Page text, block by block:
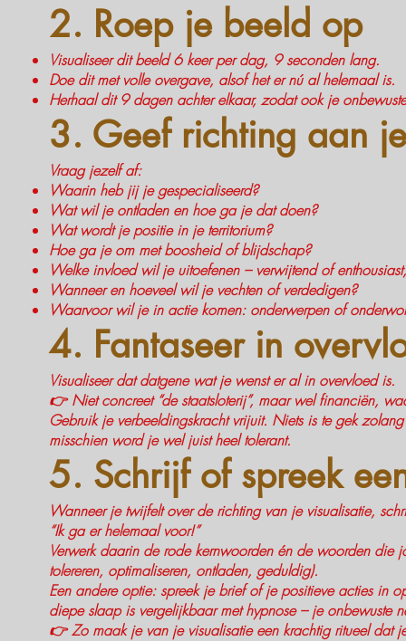
2. Roep je beeld op
Visualiseer dit beeld 6 keer per dag, 9 seconden lang.
Doe dit met volle overgave, alsof het er nú al helemaal is.
Herhaal dit 9 dagen achter elkaar, zodat ook je
3. Geef richting aan
Vraag jezelf af:
Waarin heb jij je gespecialiseerd?
Wat wil je ontladen en hoe ga je dat doen?
Wat wordt je positie in je territorium?
Hoe ga je om met boosheid of blijdschap?
Welke invloed wil je uitoefenen – verwijtend of
Wanneer en hoeveel wil je vechten of verdedigen?
Waarvoor wil je in actie komen: onderwerpen of
4. Fantaseer in
Visualiseer dat datgene wat je wenst er al in overvloed is.
👉 Niet concreet “de staatsloterij”, maar wel financiën,
Gebruik je verbeeldingskracht vrijuit. Niets is te gek
misschien word je wel juist heel tolerant.
5. Schrijf of spreek
Wanneer je twijfelt over de richting van je visualisatie,
“Ik ga er helemaal voor!”
Verwerk daarin de rode kernwoorden én de woorden die
tolereren, optimaliseren, ontladen, geduldig).
Een andere optie: spreek je brief of je positieve acties in
diepe slaap is vergelijkbaar met hypnose – je onbewuste
👉 Zo maak je van je visualisatie een krachtig ritueel dat